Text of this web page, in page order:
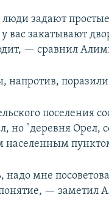
задают
вас закатывают
— сравнил
напротив,
поселения
но "деревня Орел,
населенным
надо мне
понятие, — заметил